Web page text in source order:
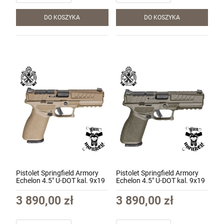
DO KOSZYKA DO KOSZYKA
Pistolet Springfield Armory
Echelon 4.5" U-DOT kal. 9x19
FDE)
3 890,00 zł
Pistolet Springfield Armory
Echelon 4.5" U-DOT kal. 9x19
ODG)
3 890,00 zł